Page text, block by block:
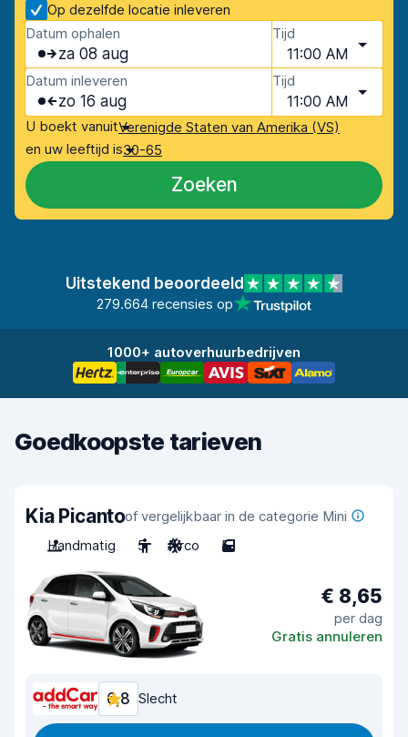
Op dezelfde locatie inleveren
Datum ophalen
za 08 aug
Tijd
11:00 AM
Datum inleveren
zo 16 aug
Tijd
11:00 AM
U boekt vanuitVerenigde Staten van Amerika (VS)
en uw leeftijd is30-65
Zoeken
Uitstekend beoordeeld
279.664 recensies op
1000+ autoverhuurbedrijven
Goedkoopste tarieven
Kia Picantoof vergelijkbaar in de categorie Mini
Handmatig
5 Airco 5
€ 8,65
per dag
Gratis annuleren
6,8 Slecht